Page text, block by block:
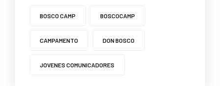
BOSCO CAMP BOSCOCAMP
CAMPAMENTO DON BOSCO
JOVENES COMUNICADORES